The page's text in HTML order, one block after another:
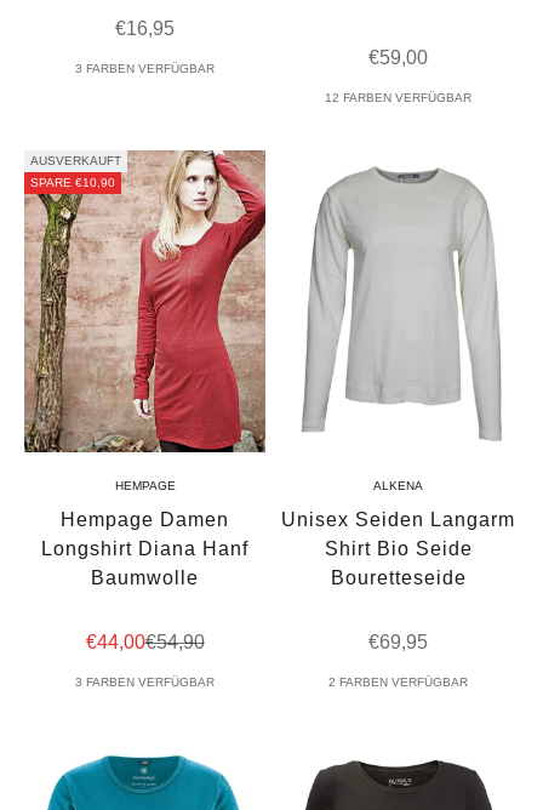
Angebot
€16,95
3 FARBEN VERFÜGBAR
Angebot
€59,00
12 FARBEN VERFÜGBAR
AUSVERKAUFT
SPARE €10,90
HEMPAGE
Hempage Damen
Longshirt Diana Hanf
Baumwolle
Angebot
€44,00Regulärer Preis
€54,90
3 FARBEN VERFÜGBAR
ALKENA
Unisex Seiden Langarm
Shirt Bio Seide
Bouretteseide
Angebot
€69,95
2 FARBEN VERFÜGBAR